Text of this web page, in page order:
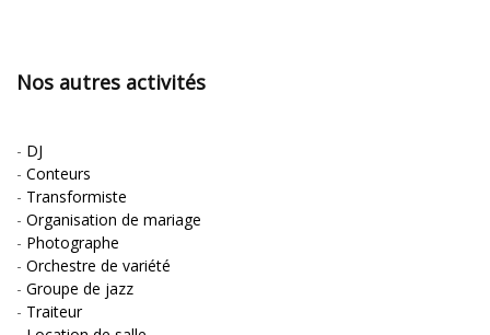
Nos autres activités
- DJ
- Conteurs
- Transformiste
- Organisation de mariage
- Photographe
- Orchestre de variété
- Groupe de jazz
- Traiteur